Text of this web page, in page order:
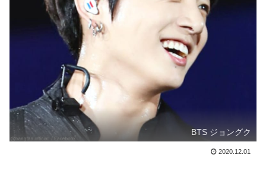
BTS ジョングク
2020.12.01